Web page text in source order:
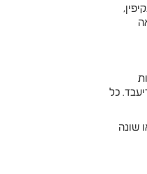
כל
שונה